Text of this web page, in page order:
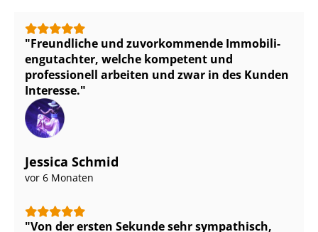
Freundliche und zuvorkommende Im­mo­bi­li­
en­gut­ach­ter, welche kompetent und
professionell arbeiten und zwar in des Kunden
Interesse.
Jessica Schmid
vor 6 Monaten
Von der ersten Sekunde sehr sympathisch,